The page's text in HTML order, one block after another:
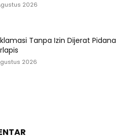
2026
Tanpa Izin Dijerat Pidana
2026